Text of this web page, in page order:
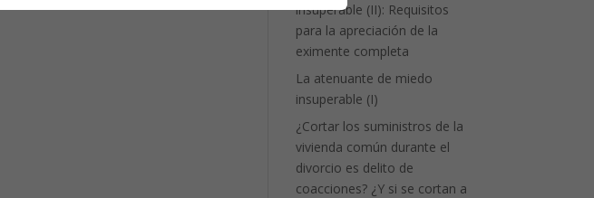
insuperable (II): Requisitos
para la apreciación de la
eximente completa
La atenuante de miedo
insuperable (I)
¿Cortar los suministros de la
vivienda común durante el
divorcio es delito de
coacciones? ¿Y si se cortan a